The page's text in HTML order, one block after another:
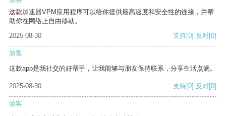
这款加速器VPM应用程序可以给你提供最高速度和安全性的连接，并帮
助你在网络上自由移动。
2025-08-30
支持[0] 反对[0]
游客
这款app是我社交的好帮手，让我能够与朋友保持联系，分享生活点滴。
2025-08-30 支持[0] 反对[0]
游客